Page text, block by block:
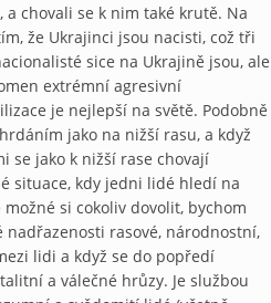
chovali se k nim také krutě. Na
že Ukrajinci jsou nacisti, což tři
sice na Ukrajině jsou, ale
extrémní agresivní
je nejlepší na světě. Podobně
jako na nižší rasu, a když
se jako k nižší rase chovají
situace, kdy jedni lidé hledí na
si cokoliv dovolit, bychom
rasové, národnostní,
lidi a když se do popředí
a válečné hrůzy. Je službou